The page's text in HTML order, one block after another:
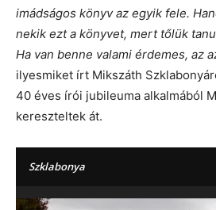
imádságos könyv az egyik fele.
nekik ezt a könyvet, mert tőlük
Ha van benne valami érdemes, az
ilyesmiket írt Mikszáth
40 éves írói jubileuma alkalmából
kereszteltek át.
Szklabonya